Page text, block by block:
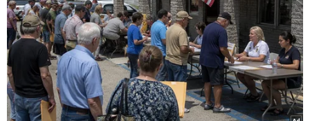
Mỹ và Nga đã đạt thỏa thuận về việc trao
đổi các tù nhân
27/04/2022 15:08
Công dân Nga Konstantin Yaroshenko, người bị tuyên
án 20 năm tù tại Mỹ, đã được trao đổi để lấy cựu lính